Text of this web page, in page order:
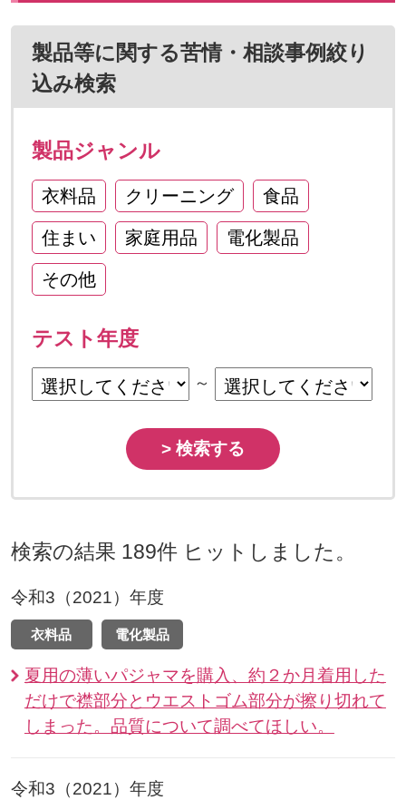
製品等に関する苦情・相談事例絞り
込み検索
製品ジャンル
衣料品 クリーニング
食品
住まい
家庭用品
電化製品
その他
テスト年度
～
> 検索する
検索の結果 189件 ヒットしました。
令和3（2021）年度
衣料品 電化製品
夏用の薄いパジャマを購入、約２か月着用した
だけで襟部分とウエストゴム部分が擦り切れて
しまった。品質について調べてほしい。
令和3（2021）年度